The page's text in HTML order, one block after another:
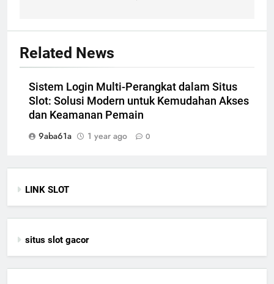
Related News
Sistem Login Multi-Perangkat dalam Situs
Slot: Solusi Modern untuk Kemudahan Akses
dan Keamanan Pemain
9aba61a
1 year ago 0
LINK SLOT
situs slot gacor